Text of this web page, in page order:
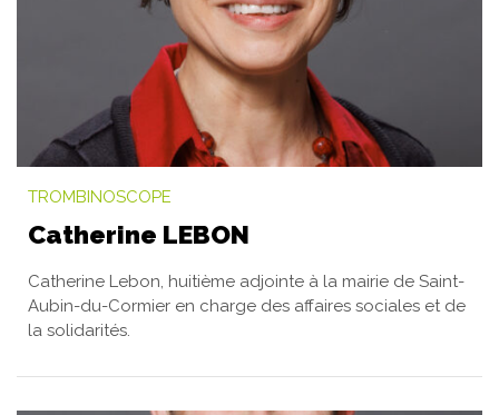
TROMBINOSCOPE
Catherine LEBON
Catherine Lebon, huitième adjointe à la mairie de Saint-
Aubin-du-Cormier en charge des affaires sociales et de
la solidarités.